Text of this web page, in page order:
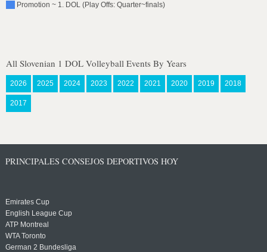
Promotion ~ 1. DOL (Play Offs: Quarter~finals)
All Slovenian 1 DOL Volleyball Events By Years
2026 2025 2024 2023 2022 2021 2020 2019 2018
2017
PRINCIPALES CONSEJOS DEPORTIVOS HOY
Emirates Cup
English League Cup
ATP Montreal
WTA Toronto
German 2 Bundesliga